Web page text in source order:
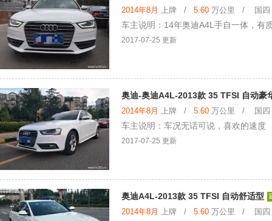
2014年8月 上牌 / 5.60 万公里 / 国四 /
车主说明：14年奥迪A4L手自一体，有
2017-07-25 更新
奥迪-奥迪A4L-2013款 35 TFSI 自动豪
2014年8月 上牌 / 5.60 万公里 / 国四 /
车主说明：车况无话可说，喜欢的速度
2017-07-25 更新
奥迪A4L-2013款 35 TFSI 自动舒适型
2014年8月 上牌 / 5.60 万公里 / 国四 /